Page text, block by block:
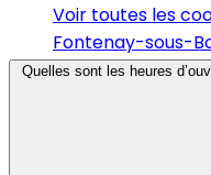
Voir toutes les
Fontenay-sous-
Quelles sont les heures